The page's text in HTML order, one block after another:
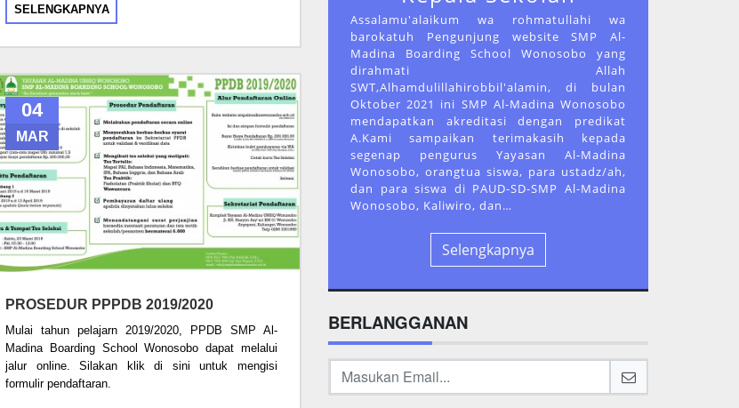
SELENGKAPNYA
04
MAR
PROSEDUR PPPDB 2019/2020
Mulai tahun pelajarn 2019/2020, PPDB SMP Al-
Madina Boarding School Wonosobo dapat melalui
jalur online. Silakan klik di sini untuk mengisi
formulir pendaftaran.
Assalamu'alaikum wa rohmatullahi wa
barokatuh Pengunjung website SMP Al-
Madina Boarding School Wonosobo yang
dirahmati Allah
SWT,Alhamdulillahirobbil'alamin, di bulan
Oktober 2021 ini SMP Al-Madina Wonosobo
mendapatkan akreditasi dengan predikat
A.Kami sampaikan terimakasih kepada
segenap pengurus Yayasan Al-Madina
Wonosobo, orangtua siswa, para ustadz/ah,
dan para siswa di PAUD-SD-SMP Al-Madina
Wonosobo, Kaliwiro, dan…
Selengkapnya
BERLANGGANAN